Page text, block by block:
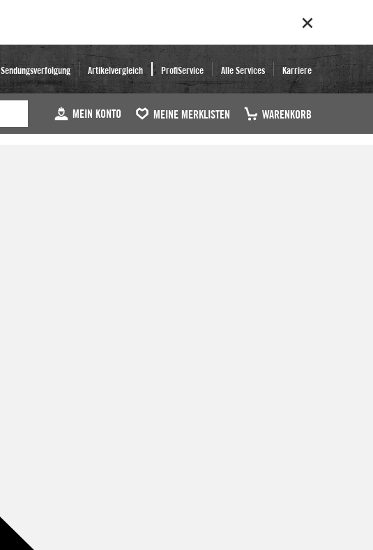
Sendungsverfolgung Artikelvergleich ProfiService Alle Services Karriere
MEIN KONTO MEINE MERKLISTEN WARENKORB